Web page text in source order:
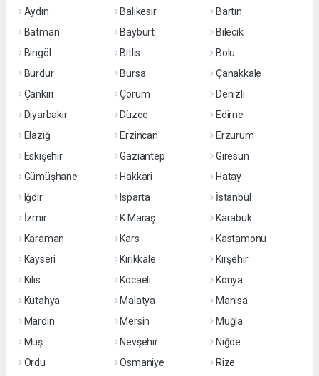
Aydın
Balıkesir
Bartın
Batman
Bayburt
Bilecik
Bingöl
Bitlis
Bolu
Burdur
Bursa
Çanakkale
Çankırı
Çorum
Denizli
Diyarbakır
Düzce
Edirne
Elazığ
Erzincan
Erzurum
Eskişehir
Gaziantep
Giresun
Gümüşhane
Hakkari
Hatay
Iğdır
Isparta
İstanbul
İzmir
K.Maraş
Karabük
Karaman
Kars
Kastamonu
Kayseri
Kırıkkale
Kırşehir
Kilis
Kocaeli
Konya
Kütahya
Malatya
Manisa
Mardin
Mersin
Muğla
Muş
Nevşehir
Niğde
Ordu
Osmaniye
Rize